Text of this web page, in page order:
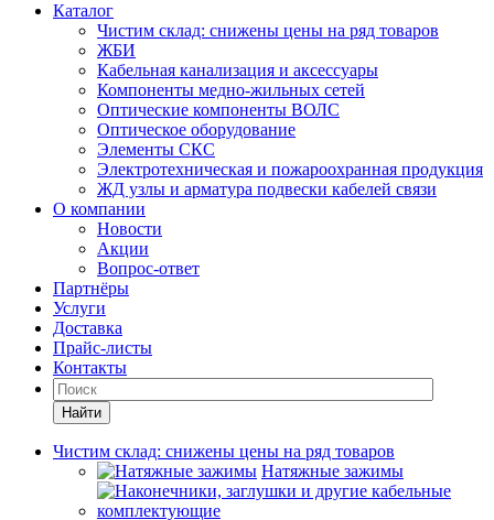
Каталог
Чистим склад: снижены цены на ряд товаров
ЖБИ
Кабельная канализация и аксессуары
Компоненты медно-жильных сетей
Оптические компоненты ВОЛС
Оптическое оборудование
Элементы СКС
Электротехническая и пожароохранная продукция
ЖД узлы и арматура подвески кабелей связи
О компании
Новости
Акции
Вопрос-ответ
Партнёры
Услуги
Доставка
Прайс-листы
Контакты
Найти
Чистим склад: снижены цены на ряд товаров
Натяжные зажимы